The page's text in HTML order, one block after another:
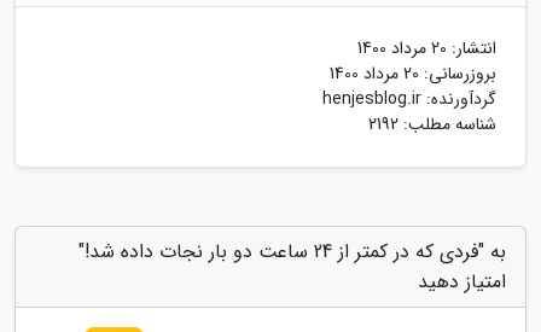
انتشار: 20 مرداد 1400
بروزرسانی: 20 مرداد 1400
گردآورنده: henjesblog.ir
شناسه مطلب: 2192
به "فردی که در کمتر از 24 ساعت دو بار نجات داده شد!"
امتیاز دهید